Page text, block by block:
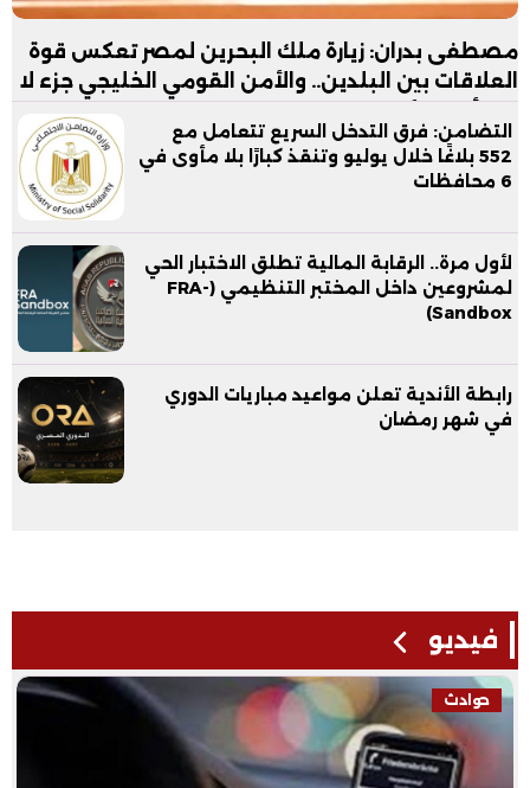
مصطفى بدران: زيارة ملك البحرين لمصر تعكس قوة
العلاقات بين البلدين.. والأمن القومي الخليجي جزء لا
التضامن: فرق التدخل السريع تتعامل مع
552 بلاغًا خلال يوليو وتنقذ كبارًا بلا مأوى في
6 محافظات
لأول مرة.. الرقابة المالية تطلق الاختبار الحي
لمشروعين داخل المختبر التنظيمي (FRA-
Sandbox)
رابطة الأندية تعلن مواعيد مباريات الدوري
في شهر رمضان
فيديو
فيديو